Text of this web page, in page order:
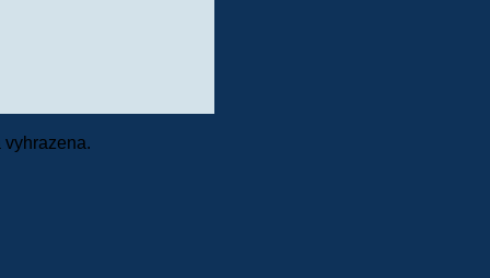
vyhrazena.